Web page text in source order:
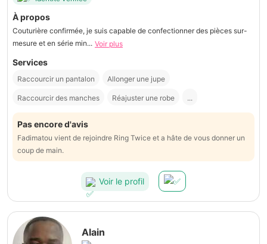
À propos
Couturière confirmée, je suis capable de confectionner des pièces sur-
mesure et en série min... Voir plus
Services
Raccourcir un pantalon Allonger une jupe
Raccourcir des manches Réajuster une robe ...
Pas encore d'avis
Fadimatou vient de rejoindre Ring Twice et a hâte de vous donner un
coup de main.
Voir le profil
Alain